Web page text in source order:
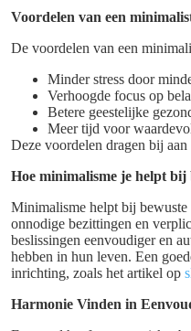
Voordelen van een
De voordelen van een
Minder stress door
Verhoogde focus op
Betere geestelijke
Meer tijd voor
Deze voordelen dragen bij
Hoe minimalisme je helpt bij
Minimalisme helpt bij bewuste
onnodige bezittingen en
beslissingen eenvoudiger en
hebben in hun leven. Een
inrichting, zoals het artikel op
Harmonie Vinden in